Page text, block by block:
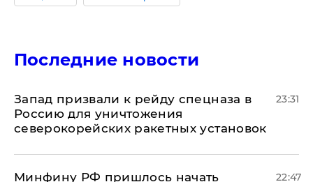
Последние новости
Запад призвали к рейду спецназа в
Россию для уничтожения
северокорейских ракетных установок
23:31
Минфину РФ пришлось начать
22:47